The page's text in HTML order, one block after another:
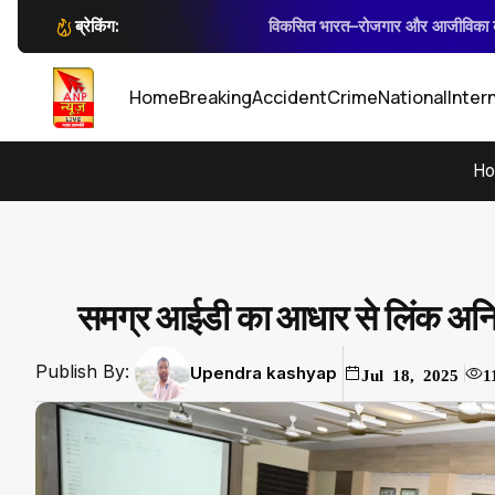
ब्रेकिंग:
विकसित भारत–रोजगार और
कलेक्टर जन्मेजय महोबे ने
सिवनी में लोकतंत्र की
गौरेला-पेंड्रा-
HomeBreakingAccidentCrimeNational
समग्र आईडी का आधार से लिंक
Publish By: Upendra kashyap Jul 18, 2025